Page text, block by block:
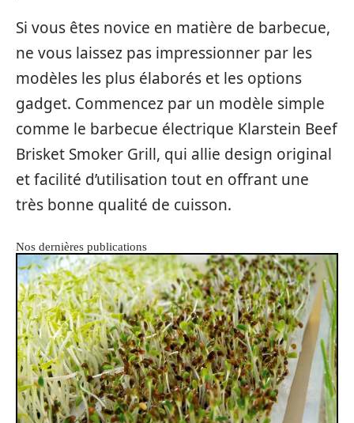
Si vous êtes novice en matière de barbecue,
ne vous laissez pas impressionner par les
modèles les plus élaborés et les options
gadget. Commencez par un modèle simple
comme le barbecue électrique Klarstein Beef
Brisket Smoker Grill, qui allie design original
et facilité d’utilisation tout en offrant une
très bonne qualité de cuisson.
Nos dernières publications